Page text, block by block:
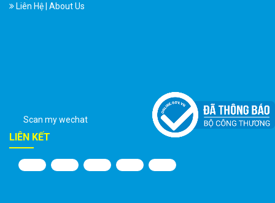
Liên Hệ | About Us
Scan my wechat
LIÊN KẾT